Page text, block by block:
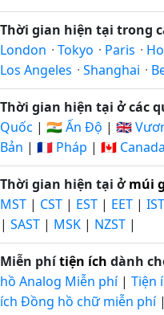
Thời gian hiện tại trong
London · Tokyo · Paris ·
Los Angeles · Shanghai ·
Thời gian hiện tại ở các
Quốc | 🇮🇳 Ấn Độ | 🇬🇧
Bản | 🇫🇷 Pháp | 🇨🇦 Canada
Thời gian hiện tại ởmúi
MST | CST | EST | EET | IST
| SAST | MSK | NZST |
Miễn phítiện ích dành
hồ Analog Miễn phí| Tiện
ích Đồng hồ chữ miễn phí|